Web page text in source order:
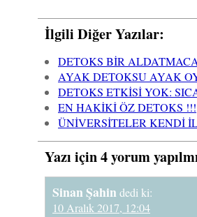
İlgili Diğer Yazılar:
DETOKS BİR
AYAK DETOKSU AYAK
DETOKS ETKİSİ YOK:
EN HAKİKİ ÖZ DETOKS !!!
ÜNİVERSİTELER KENDİ
Yazı için 4 yorum
Sinan Şahindedi ki:
10 Aralık 2017, 12:04